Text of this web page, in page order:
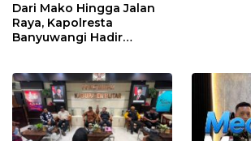
Dari Mako Hingga Jalan
Raya, Kapolresta
Banyuwangi Hadir
Masyarakat